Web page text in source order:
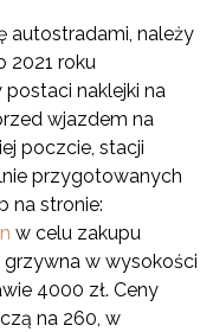
autostradami, należy
2021 roku
naklejki na
wjazdem na
poczcie, stacji
przygotowanych
na stronie:
w celu zakupu
grzywna w wysokości
4000 zł. Ceny
na 260, w